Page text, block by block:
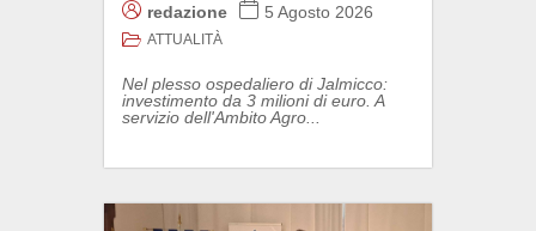
redazione 5 Agosto 2026
ATTUALITÀ
Nel plesso ospedaliero di Jalmicco:
investimento da 3 milioni di euro. A
servizio dell'Ambito Agro...